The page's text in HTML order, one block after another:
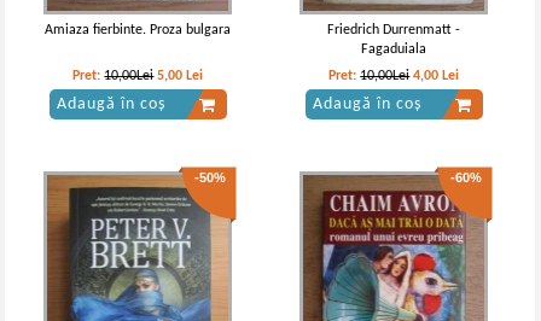
Giovanni Boccaccio - Decameronul
-60%
Giovanni Boccaccio - Decameronul
Amiaza fierbinte. Proza bulgara
Pret:10,00Lei 5,00 Lei
Adaugă în coș
Friedrich Durrenmatt -
Fagaduiala
Pret:10,00Lei 4,00 Lei
Adaugă în coș
-50% -60%